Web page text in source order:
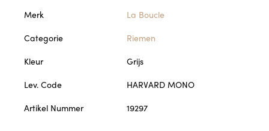
Merk
La Boucle
Categorie
Riemen
Kleur
Grijs
Lev. Code
HARVARD MONO
Artikel Nummer
19297